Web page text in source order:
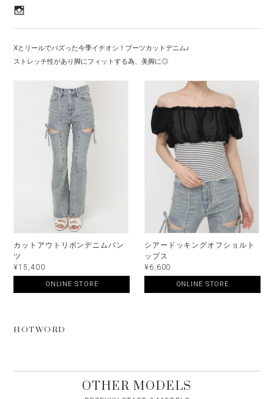
Xとリールでバズった今季イチオシ！ブーツカットデニム♪
ストレッチ性があり脚にフィットする為、美脚に◎
カットアウトリボンデニムパン
ツ
¥15,400
ONLINE STORE
シアードッキングオフショルト
ップス
¥6,600
ONLINE STORE
HOTWORD
OTHER MODELS